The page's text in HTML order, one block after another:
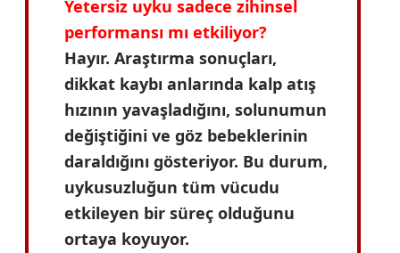
Yetersiz uyku sadece zihinsel
performansı mı etkiliyor?
Hayır. Araştırma sonuçları,
dikkat kaybı anlarında kalp atış
hızının yavaşladığını, solunumun
değiştiğini ve göz bebeklerinin
daraldığını gösteriyor. Bu durum,
uykusuzluğun tüm vücudu
etkileyen bir süreç olduğunu
ortaya koyuyor.